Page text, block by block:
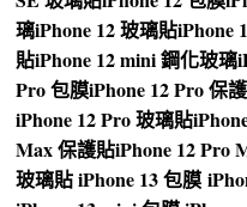
璃iPhone 12 玻璃貼iPhone
貼iPhone 12 mini 鋼化玻璃
Pro 包膜iPhone 12 Pro 保
iPhone 12 Pro 玻璃貼
Max 保護貼iPhone 12 Pro
玻璃貼iPhone 13 包膜